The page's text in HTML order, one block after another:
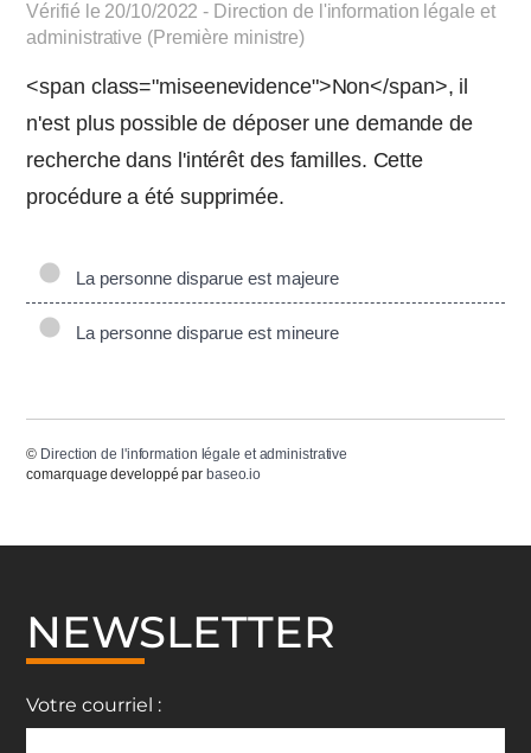
Vérifié le 20/10/2022 - Direction de l'information légale et
administrative (Première ministre)
<span class="miseenevidence">Non</span>, il
n'est plus possible de déposer une demande de
recherche dans l'intérêt des familles. Cette
procédure a été supprimée.
La personne disparue est majeure
La personne disparue est mineure
© Direction de l'information légale et administrative
comarquage developpé par baseo.io
NEWSLETTER
Votre courriel :